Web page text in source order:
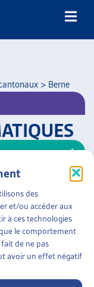
des
et/ou accéder aux
à ces technologies
le comportement
de ne pas
avoir un effet négatif
> Berne